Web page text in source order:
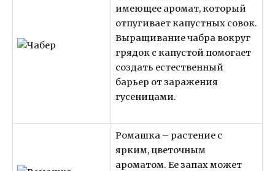
имеющее аромат, который
отпугивает капустных совок.
Выращивание чабра вокруг
грядок с капустой помогает
создать естественный
барьер от заражения
гусеницами.
Ромашка – растение с
ярким, цветочным
ароматом. Ее запах может